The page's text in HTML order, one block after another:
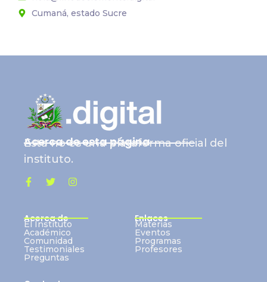
Cumaná, estado Sucre
Acerca de esta página
Esta no es una plataforma oficial del
instituto.
Acerca de
El Instituto
Académico
Comunidad
Testimoniales
Preguntas
Enlaces
Materias
Eventos
Programas
Profesores